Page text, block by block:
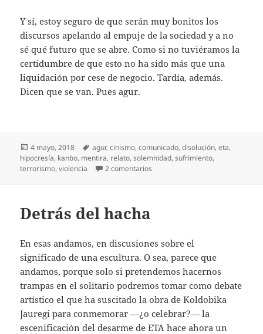
Y sí, estoy seguro de que serán muy bonitos los
discursos apelando al empuje de la sociedad y a no
sé qué futuro que se abre. Como si no tuviéramos la
certidumbre de que esto no ha sido más que una
liquidación por cese de negocio. Tardía, además.
Dicen que se van. Pues agur.
Publicado
el
4 mayo, 2018 Etiquetas
agur,cinismo,comunicado,disolución,eta,
hipocresía, kanbo, mentira, relato,solemnidad,sufrimiento,
terrorismo,violencia 2 comentarios
Detrás del hacha
En esas andamos, en discusiones sobre el
significado de una escultura. O sea, parece que
andamos, porque solo si pretendemos hacernos
trampas en el solitario podremos tomar como debate
artístico el que ha suscitado la obra de Koldobika
Jauregi para conmemorar —¿o celebrar?— la
escenificación del desarme de ETA hace ahora un